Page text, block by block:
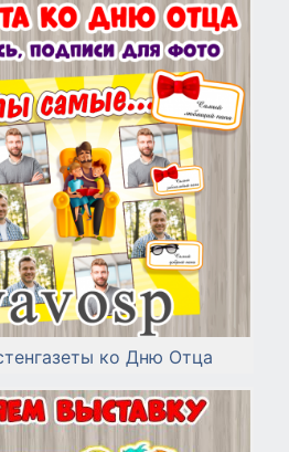
ко Дню Отца